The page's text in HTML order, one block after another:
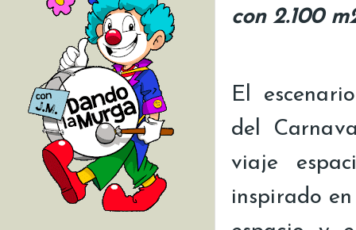
con 2.100
El
del
viaje
inspirado